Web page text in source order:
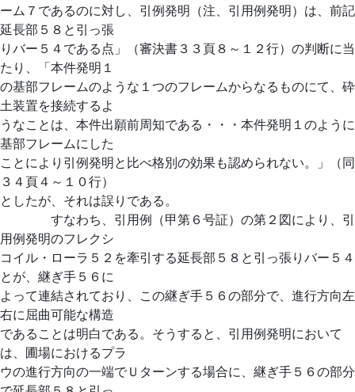
ーム７であるのに対し、引例発明（注、引用例発明）は、前記
延長部５８と引っ張
りバー５４である点」（審決書３３頁８～１２行）の判断に当
たり、「本件発明１
の基部フレームのような１つのフレームからなるものにて、砕
土装置を接続するよ
うなことは、本件出願前周知である・・・本件発明１のように
基部フレームにした
ことにより引例発明と比べ格別の効果も認められない。」（同
３４頁４～１０行）
としたが、それは誤りである。
すなわち、引用例（甲第６号証）の第２図により、引
用例発明のフレクシ
コイル・ローラ５２を牽引する延長部５８と引っ張りバー５４
とが、継ぎ手５６に
よって連結されており、この継ぎ手５６の部分で、進行方向左
右に屈曲可能な構造
であることは明白である。そうすると、引用例発明において
は、圃場におけるプラ
ウの進行方向の一端でＵターンする場合に、継ぎ手５６の部分